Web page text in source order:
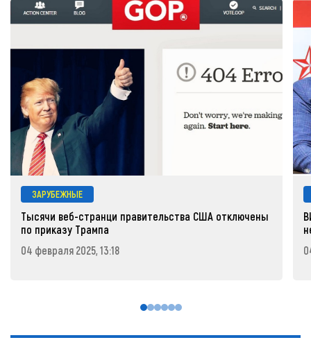
ЗАРУБЕЖНЫЕ
Тысячи веб-странци правительства США отключены
по приказу Трампа
04 февраля 2025, 13:18